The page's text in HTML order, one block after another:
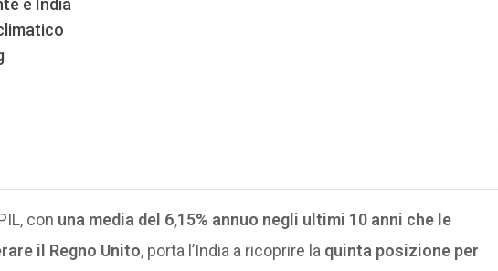
e India
con una media del 6,15% annuo negli ultimi 10 anni che le
il Regno Unito, porta l’India a ricoprire la quinta posizione per